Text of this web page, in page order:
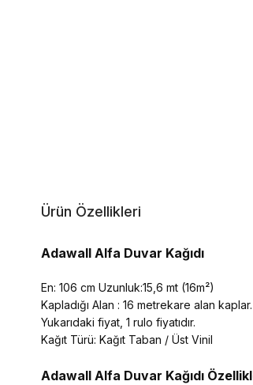
Ürün Özellikleri
Adawall Alfa Duvar Kağıdı
En: 106 cm Uzunluk:15,6 mt (16m²)
Kapladığı Alan : 16 metrekare alan kaplar.
Yukarıdaki fiyat, 1 rulo fiyatıdır.
Kağıt Türü: Kağıt Taban / Üst Vinil
Adawall Alfa Duvar Kağıdı